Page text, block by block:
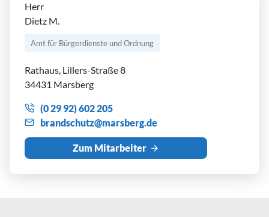
Herr
Dietz M.
Amt für Bürgerdienste und Ordnung
Rathaus, Lillers-Straße 8
34431 Marsberg
(0 29 92) 602 205
br ndsch tz m rsb rg d
Zum Mitarbeiter